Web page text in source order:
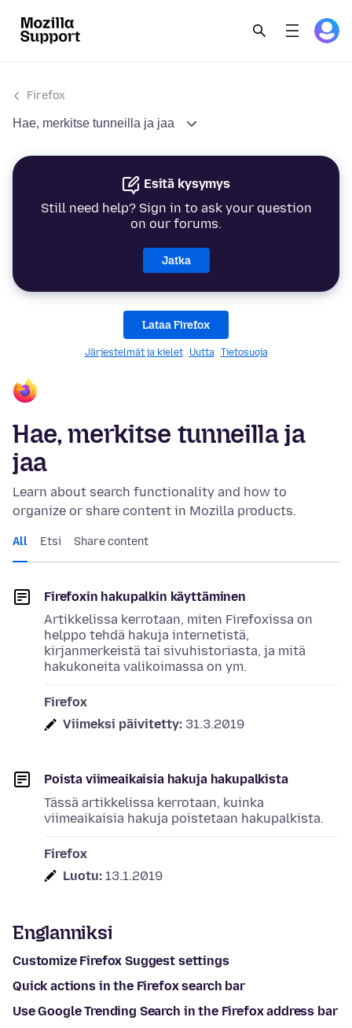
Firefox
Hae, merkitse tunneilla ja jaa
Esitä kysymys
Still need help? Sign in to ask your question
on our forums.
Jatka
Lataa Firefox
Järjestelmät ja kielet Uutta Tietosuoja
Hae, merkitse tunneilla ja
jaa
Learn about search functionality and how to
organize or share content in Mozilla products.
All Etsi Share content
Firefoxin hakupalkin käyttäminen
Artikkelissa kerrotaan, miten Firefoxissa on
helppo tehdä hakuja internetistä,
kirjanmerkeistä tai sivuhistoriasta, ja mitä
hakukoneita valikoimassa on ym.
Firefox
Viimeksi päivitetty: 31.3.2019
Poista viimeaikaisia hakuja hakupalkista
Tässä artikkelissa kerrotaan, kuinka
viimeaikaisia hakuja poistetaan hakupalkista.
Firefox
Luotu: 13.1.2019
Englanniksi
Customize Firefox Suggest settings
Quick actions in the Firefox search bar
Use Google Trending Search in the Firefox address bar